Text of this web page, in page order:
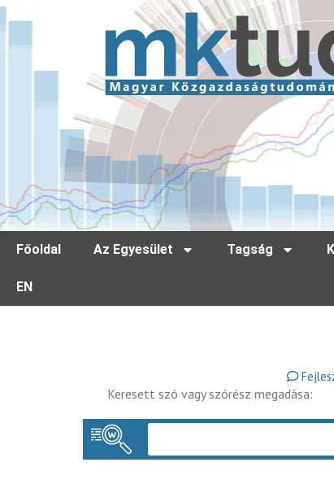
Főoldal Az Egyesület Tagság
EN
Keresett szó vagy szórész megadása: